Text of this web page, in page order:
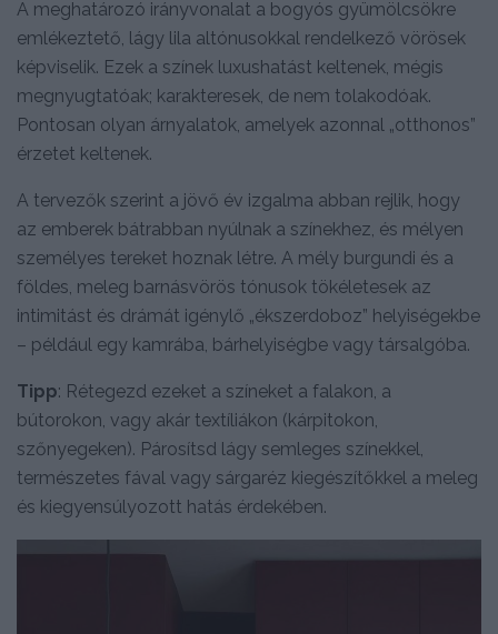
A meghatározó irányvonalat a bogyós gyümölcsökre
emlékeztető, lágy lila altónusokkal rendelkező vörösek
képviselik. Ezek a színek luxushatást keltenek, mégis
megnyugtatóak; karakteresek, de nem tolakodóak.
Pontosan olyan árnyalatok, amelyek azonnal „otthonos”
érzetet keltenek.
A tervezők szerint a jövő év izgalma abban rejlik, hogy
az emberek bátrabban nyúlnak a színekhez, és mélyen
személyes tereket hoznak létre. A mély burgundi és a
földes, meleg barnásvörös tónusok tökéletesek az
intimitást és drámát igénylő „ékszerdoboz” helyiségekbe
– például egy kamrába, bárhelyiségbe vagy társalgóba.
Tipp: Rétegezd ezeket a színeket a falakon, a
bútorokon, vagy akár textíliákon (kárpitokon,
szőnyegeken). Párosítsd lágy semleges színekkel,
természetes fával vagy sárgaréz kiegészítőkkel a meleg
és kiegyensúlyozott hatás érdekében.